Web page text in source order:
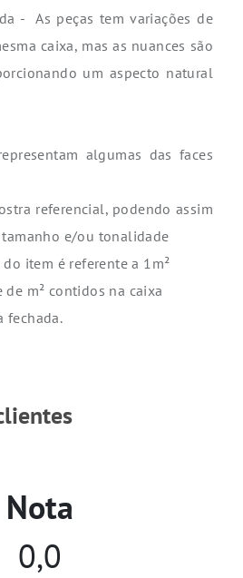
- As peças tem variações de
caixa, mas as nuances são
um aspecto natural
algumas das faces
referencial, podendo assim
e/ou tonalidade
item é referente a 1m²
m² contidos na caixa
fechada.
Nota
0,0